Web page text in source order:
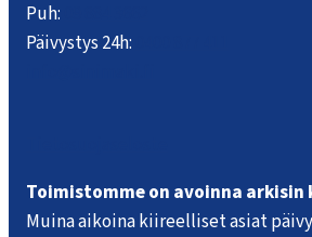
Puh:
Päivystys 24h:
Toimistomme on avoinna arkisin
Muina aikoina kiireelliset asiat